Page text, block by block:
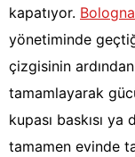
kapatıyor. Bologna
yönetiminde
çizgisinin
tamamlayarak
kupası baskısı
tamamen evinde